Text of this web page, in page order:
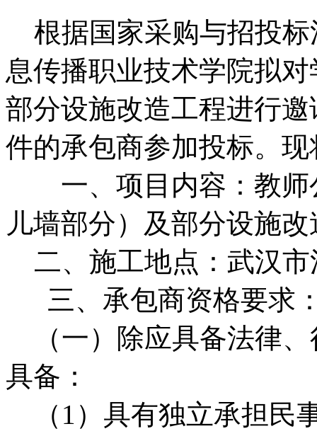
根据国家采购与招投标
息传播职业技术学院拟
部分设施改造工程进行
件的承包商参加投标。
一、项目内容：教师
儿墙部分）及部分设施
二、施工地点：武汉市
三、承包商资格要求
（一）除应具备法律、
具备：
（1）具有独立承担民